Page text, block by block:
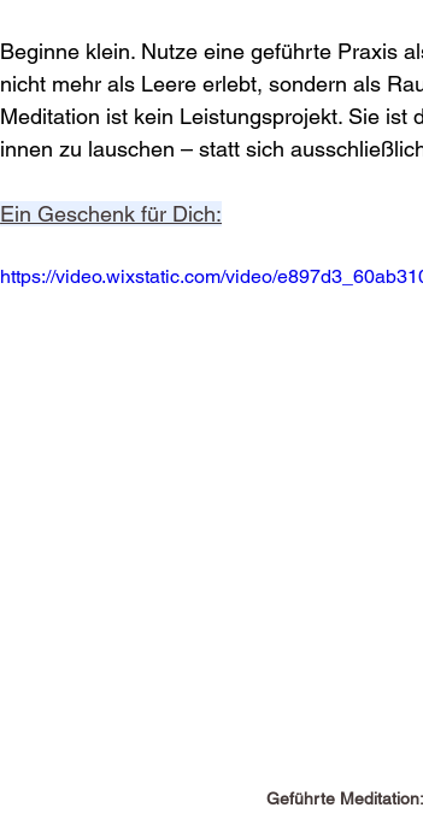
Beginne klein. Nutze eine geführte Praxis
nicht mehr als Leere erlebt, sondern als
Meditation ist kein Leistungsprojekt. Sie ist
innen zu lauschen – statt sich
Ein Geschenk für Dich:
https://video.wixstatic.com/video/
Geführte